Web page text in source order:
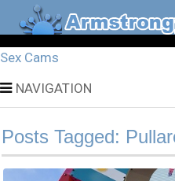
Sex Cams
NAVIGATION
Posts Tagged: